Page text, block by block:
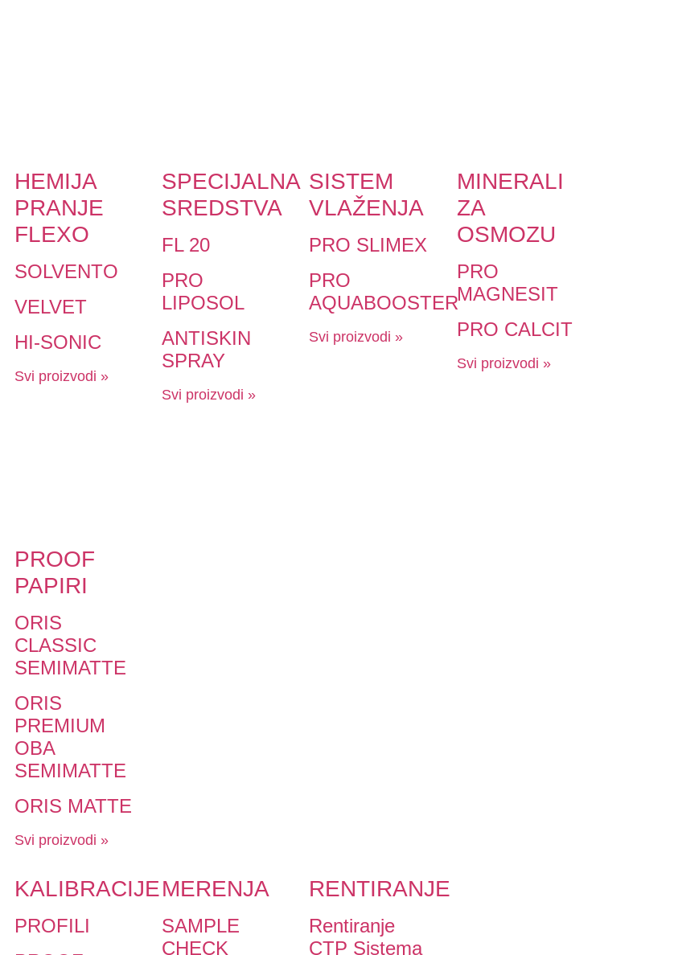
HEMIJA
PRANJE
FLEXO
SOLVENTO
VELVET
HI-SONIC
Svi proizvodi »
SPECIJALNA
SREDSTVA
FL 20
PRO
LIPOSOL
ANTISKIN
SPRAY
Svi proizvodi »
SISTEM
VLAŽENJA
PRO SLIMEX
PRO
AQUABOOSTER
Svi proizvodi »
MINERALI
ZA
OSMOZU
PRO
MAGNESIT
PRO CALCIT
Svi proizvodi »
PROOF
PAPIRI
ORIS
CLASSIC
SEMIMATTE
ORIS
PREMIUM
OBA
SEMIMATTE
ORIS MATTE
Svi proizvodi »
KALIBRACIJE
PROFILI
MERENJA
SAMPLE
CHECK
RENTIRANJE
Rentiranje
CTP Sistema